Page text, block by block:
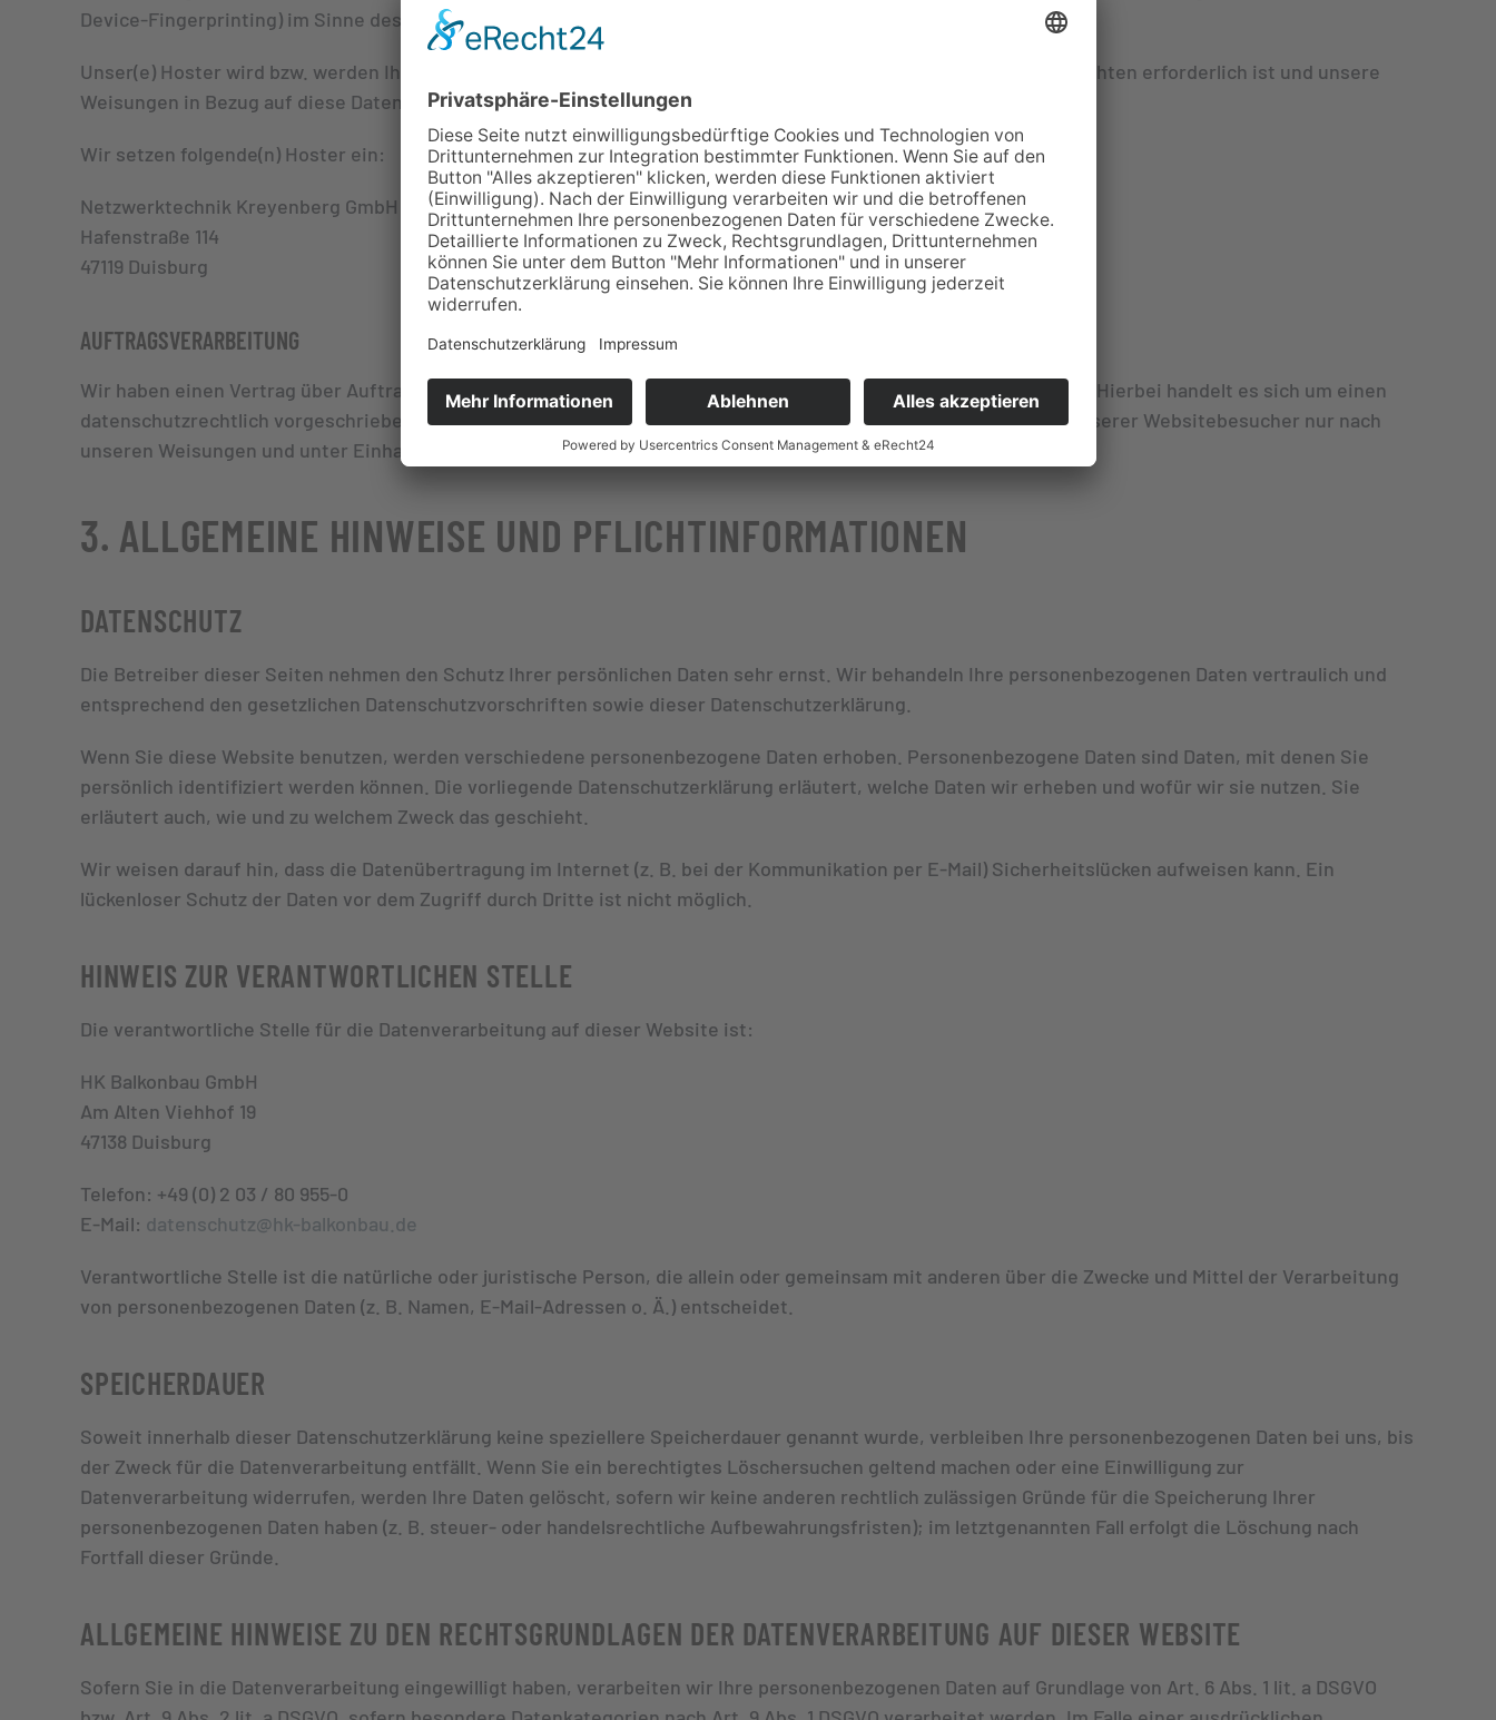
Device-Fingerprinting) im Sinne des TTDSG umfasst. Die Einwilligung ist jederzeit widerrufbar.
Unser(e) Hoster wird bzw. werden Ihre Daten nur insoweit verarbeiten, wie dies zur Erfüllung seiner Leistungspflichten erforderlich ist und unsere
Weisungen in Bezug auf diese Daten befolgen.
Wir setzen folgende(n) Hoster ein:
Netzwerktechnik Kreyenberg GmbH
Hafenstraße 114
47119 Duisburg
AUFTRAGSVERARBEITUNG
Wir haben einen Vertrag über Auftragsverarbeitung (AVV) zur Nutzung des oben genannten Dienstes geschlossen. Hierbei handelt es sich um einen
datenschutzrechtlich vorgeschriebenen Vertrag, der gewährleistet, dass dieser die personenbezogenen Daten unserer Websitebesucher nur nach
unseren Weisungen und unter Einhaltung der DSGVO verarbeitet.
3. ALLGEMEINE HINWEISE UND PFLICHT­INFORMATIONEN
DATENSCHUTZ
Die Betreiber dieser Seiten nehmen den Schutz Ihrer persönlichen Daten sehr ernst. Wir behandeln Ihre personenbezogenen Daten vertraulich und
entsprechend den gesetzlichen Datenschutzvorschriften sowie dieser Datenschutzerklärung.
Wenn Sie diese Website benutzen, werden verschiedene personenbezogene Daten erhoben. Personenbezogene Daten sind Daten, mit denen Sie
persönlich identifiziert werden können. Die vorliegende Datenschutzerklärung erläutert, welche Daten wir erheben und wofür wir sie nutzen. Sie
erläutert auch, wie und zu welchem Zweck das geschieht.
Wir weisen darauf hin, dass die Datenübertragung im Internet (z. B. bei der Kommunikation per E-Mail) Sicherheitslücken aufweisen kann. Ein
lückenloser Schutz der Daten vor dem Zugriff durch Dritte ist nicht möglich.
HINWEIS ZUR VERANTWORTLICHEN STELLE
Die verantwortliche Stelle für die Datenverarbeitung auf dieser Website ist:
HK Balkonbau GmbH
Am Alten Viehhof 19
47138 Duisburg
Telefon: +49 (0) 2 03 / 80 955-0
E-Mail: datenschutz@hk-balkonbau.de
Verantwortliche Stelle ist die natürliche oder juristische Person, die allein oder gemeinsam mit anderen über die Zwecke und Mittel der Verarbeitung
von personenbezogenen Daten (z. B. Namen, E-Mail-Adressen o. Ä.) entscheidet.
SPEICHERDAUER
Soweit innerhalb dieser Datenschutzerklärung keine speziellere Speicherdauer genannt wurde, verbleiben Ihre personenbezogenen Daten bei uns, bis
der Zweck für die Datenverarbeitung entfällt. Wenn Sie ein berechtigtes Löschersuchen geltend machen oder eine Einwilligung zur
Datenverarbeitung widerrufen, werden Ihre Daten gelöscht, sofern wir keine anderen rechtlich zulässigen Gründe für die Speicherung Ihrer
personenbezogenen Daten haben (z. B. steuer- oder handelsrechtliche Aufbewahrungsfristen); im letztgenannten Fall erfolgt die Löschung nach
Fortfall dieser Gründe.
ALLGEMEINE HINWEISE ZU DEN RECHTSGRUNDLAGEN DER DATENVERARBEITUNG AUF DIESER WEBSITE
Sofern Sie in die Datenverarbeitung eingewilligt haben, verarbeiten wir Ihre personenbezogenen Daten auf Grundlage von Art. 6 Abs. 1 lit. a DSGVO